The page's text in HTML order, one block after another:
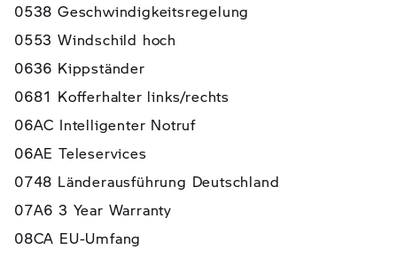
0538 Geschwindigkeitsregelung
0553 Windschild hoch
0636 Kippständer
0681 Kofferhalter links/rechts
06AC Intelligenter Notruf
06AE Teleservices
0748 Länderausführung Deutschland
07A6 3 Year Warranty
08CA EU-Umfang